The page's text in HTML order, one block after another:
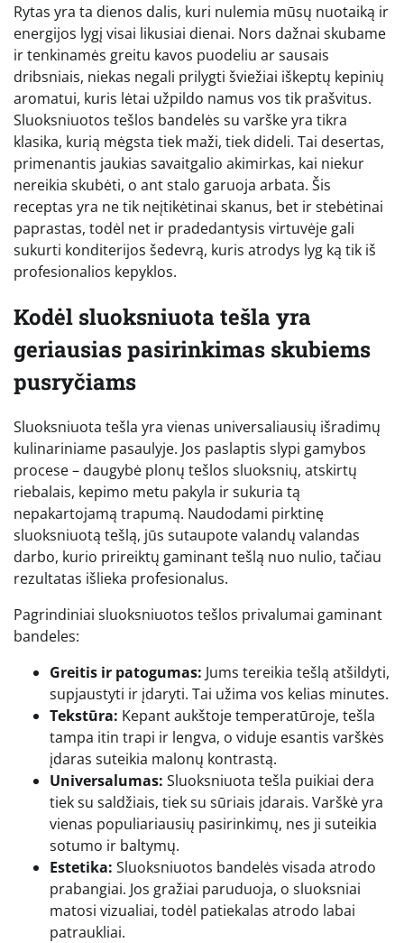
Rytas yra ta dienos dalis, kuri nulemia mūsų nuotaiką ir
energijos lygį visai likusiai dienai. Nors dažnai skubame
ir tenkinamės greitu kavos puodeliu ar sausais
dribsniais, niekas negali prilygti šviežiai iškeptų kepinių
aromatui, kuris lėtai užpildo namus vos tik prašvitus.
Sluoksniuotos tešlos bandelės su varške yra tikra
klasika, kurią mėgsta tiek maži, tiek dideli. Tai desertas,
primenantis jaukias savaitgalio akimirkas, kai niekur
nereikia skubėti, o ant stalo garuoja arbata. Šis
receptas yra ne tik neįtikėtinai skanus, bet ir stebėtinai
paprastas, todėl net ir pradedantysis virtuvėje gali
sukurti konditerijos šedevrą, kuris atrodys lyg ką tik iš
profesionalios kepyklos.
Kodėl sluoksniuota tešla yra
geriausias pasirinkimas skubiems
pusryčiams
Sluoksniuota tešla yra vienas universaliausių išradimų
kulinariniame pasaulyje. Jos paslaptis slypi gamybos
procese – daugybė plonų tešlos sluoksnių, atskirtų
riebalais, kepimo metu pakyla ir sukuria tą
nepakartojamą trapumą. Naudodami pirktinę
sluoksniuotą tešlą, jūs sutaupote valandų valandas
darbo, kurio prireiktų gaminant tešlą nuo nulio, tačiau
rezultatas išlieka profesionalus.
Pagrindiniai sluoksniuotos tešlos privalumai gaminant
bandeles:
Greitis ir patogumas: Jums tereikia tešlą atšildyti,
supjaustyti ir įdaryti. Tai užima vos kelias minutes.
Tekstūra: Kepant aukštoje temperatūroje, tešla
tampa itin trapi ir lengva, o viduje esantis varškės
įdaras suteikia malonų kontrastą.
Universalumas: Sluoksniuota tešla puikiai dera
tiek su saldžiais, tiek su sūriais įdarais. Varškė yra
vienas populiariausių pasirinkimų, nes ji suteikia
sotumo ir baltymų.
Estetika: Sluoksniuotos bandelės visada atrodo
prabangiai. Jos gražiai paruduoja, o sluoksniai
matosi vizualiai, todėl patiekalas atrodo labai
patraukliai.